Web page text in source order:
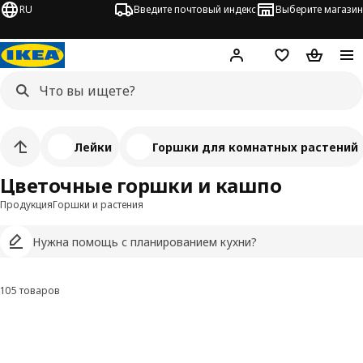
RU Введите почтовый индекс Выберите магазин
Hej! ВойтиСписокКорзина
ПродукцияГоршки и растения
Нужна помощь с планированием кухни?
Цветочные горшки и кашпо
Лейки Горшки для комнатных растений
Фильтровать и сортировать
105 товаров